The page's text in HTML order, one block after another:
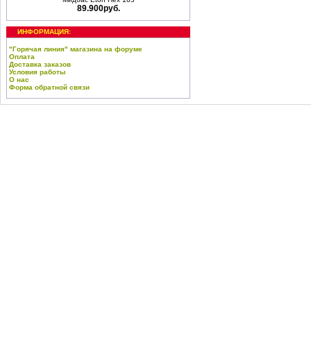
89.900руб.
ИНФОРМАЦИЯ:
"Горячая линия" магазина на форуме
Оплата
Доставка заказов
Условия работы
О нас
Форма обратной связи